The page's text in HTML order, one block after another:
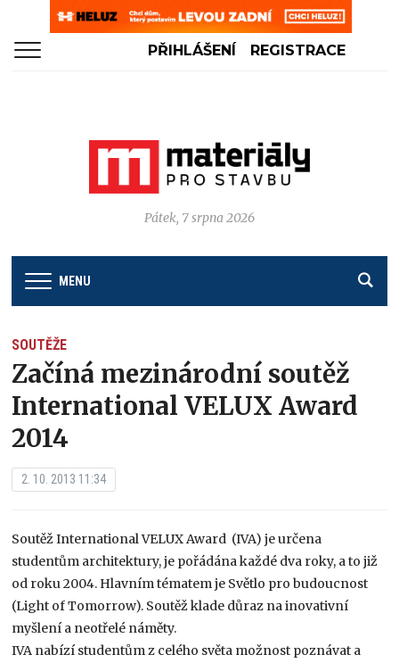
PŘIHLÁŠENÍ REGISTRACE
Pátek, 7 srpna 2026
MENU
SOUTĚŽE
Začíná mezinárodní soutěž
International VELUX Award
2014
2. 10. 2013 11:34
Soutěž International VELUX Award (IVA) je určena
studentům architektury, je pořádána každé dva roky, a to již
od roku 2004. Hlavním tématem je Světlo pro budoucnost
(Light of Tomorrow). Soutěž klade důraz na inovativní
myšlení a neotřelé náměty.
IVA nabízí studentům z celého světa možnost poznávat a